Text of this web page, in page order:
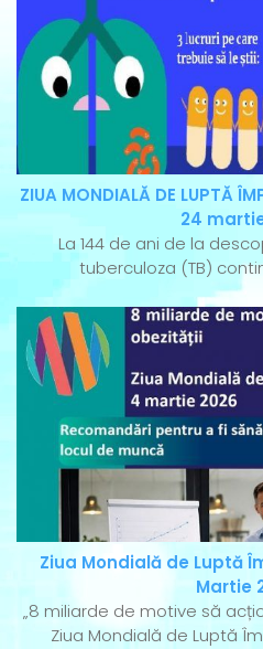
ZIUA MONDIALĂ DE LUPTĂ
24
La 144 de ani de la
tuberculoza (TB)
Ziua Mondială de Luptă
Martie
„8 miliarde de motive să
Ziua Mondială de Luptă